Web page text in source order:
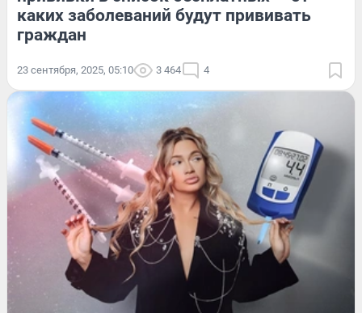
каких заболеваний будут прививать
граждан
23 сентября, 2025, 05:10 3 464 4